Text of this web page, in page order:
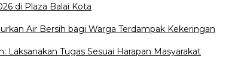
di Plaza Balai Kota
Air Bersih bagi Warga Terdampak Kekeringan
Tugas Sesuai Harapan Masyarakat